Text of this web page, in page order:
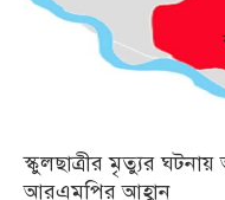
স্কুলছাত্রীর মৃত্যুর
আরএমপির আহ্বান